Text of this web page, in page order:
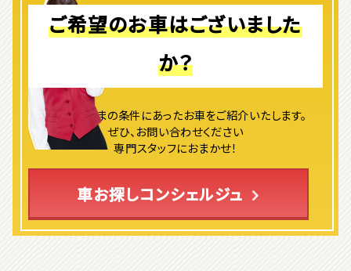
コペン
2位
ロードスター
S660
ご希望のお車はございました
か？
よりお客さまの条件にあったお車をご紹介いたします。
ぜひ、お問い合わせください
専門スタッフにおまかせ！
車お探しコンシェルジュ